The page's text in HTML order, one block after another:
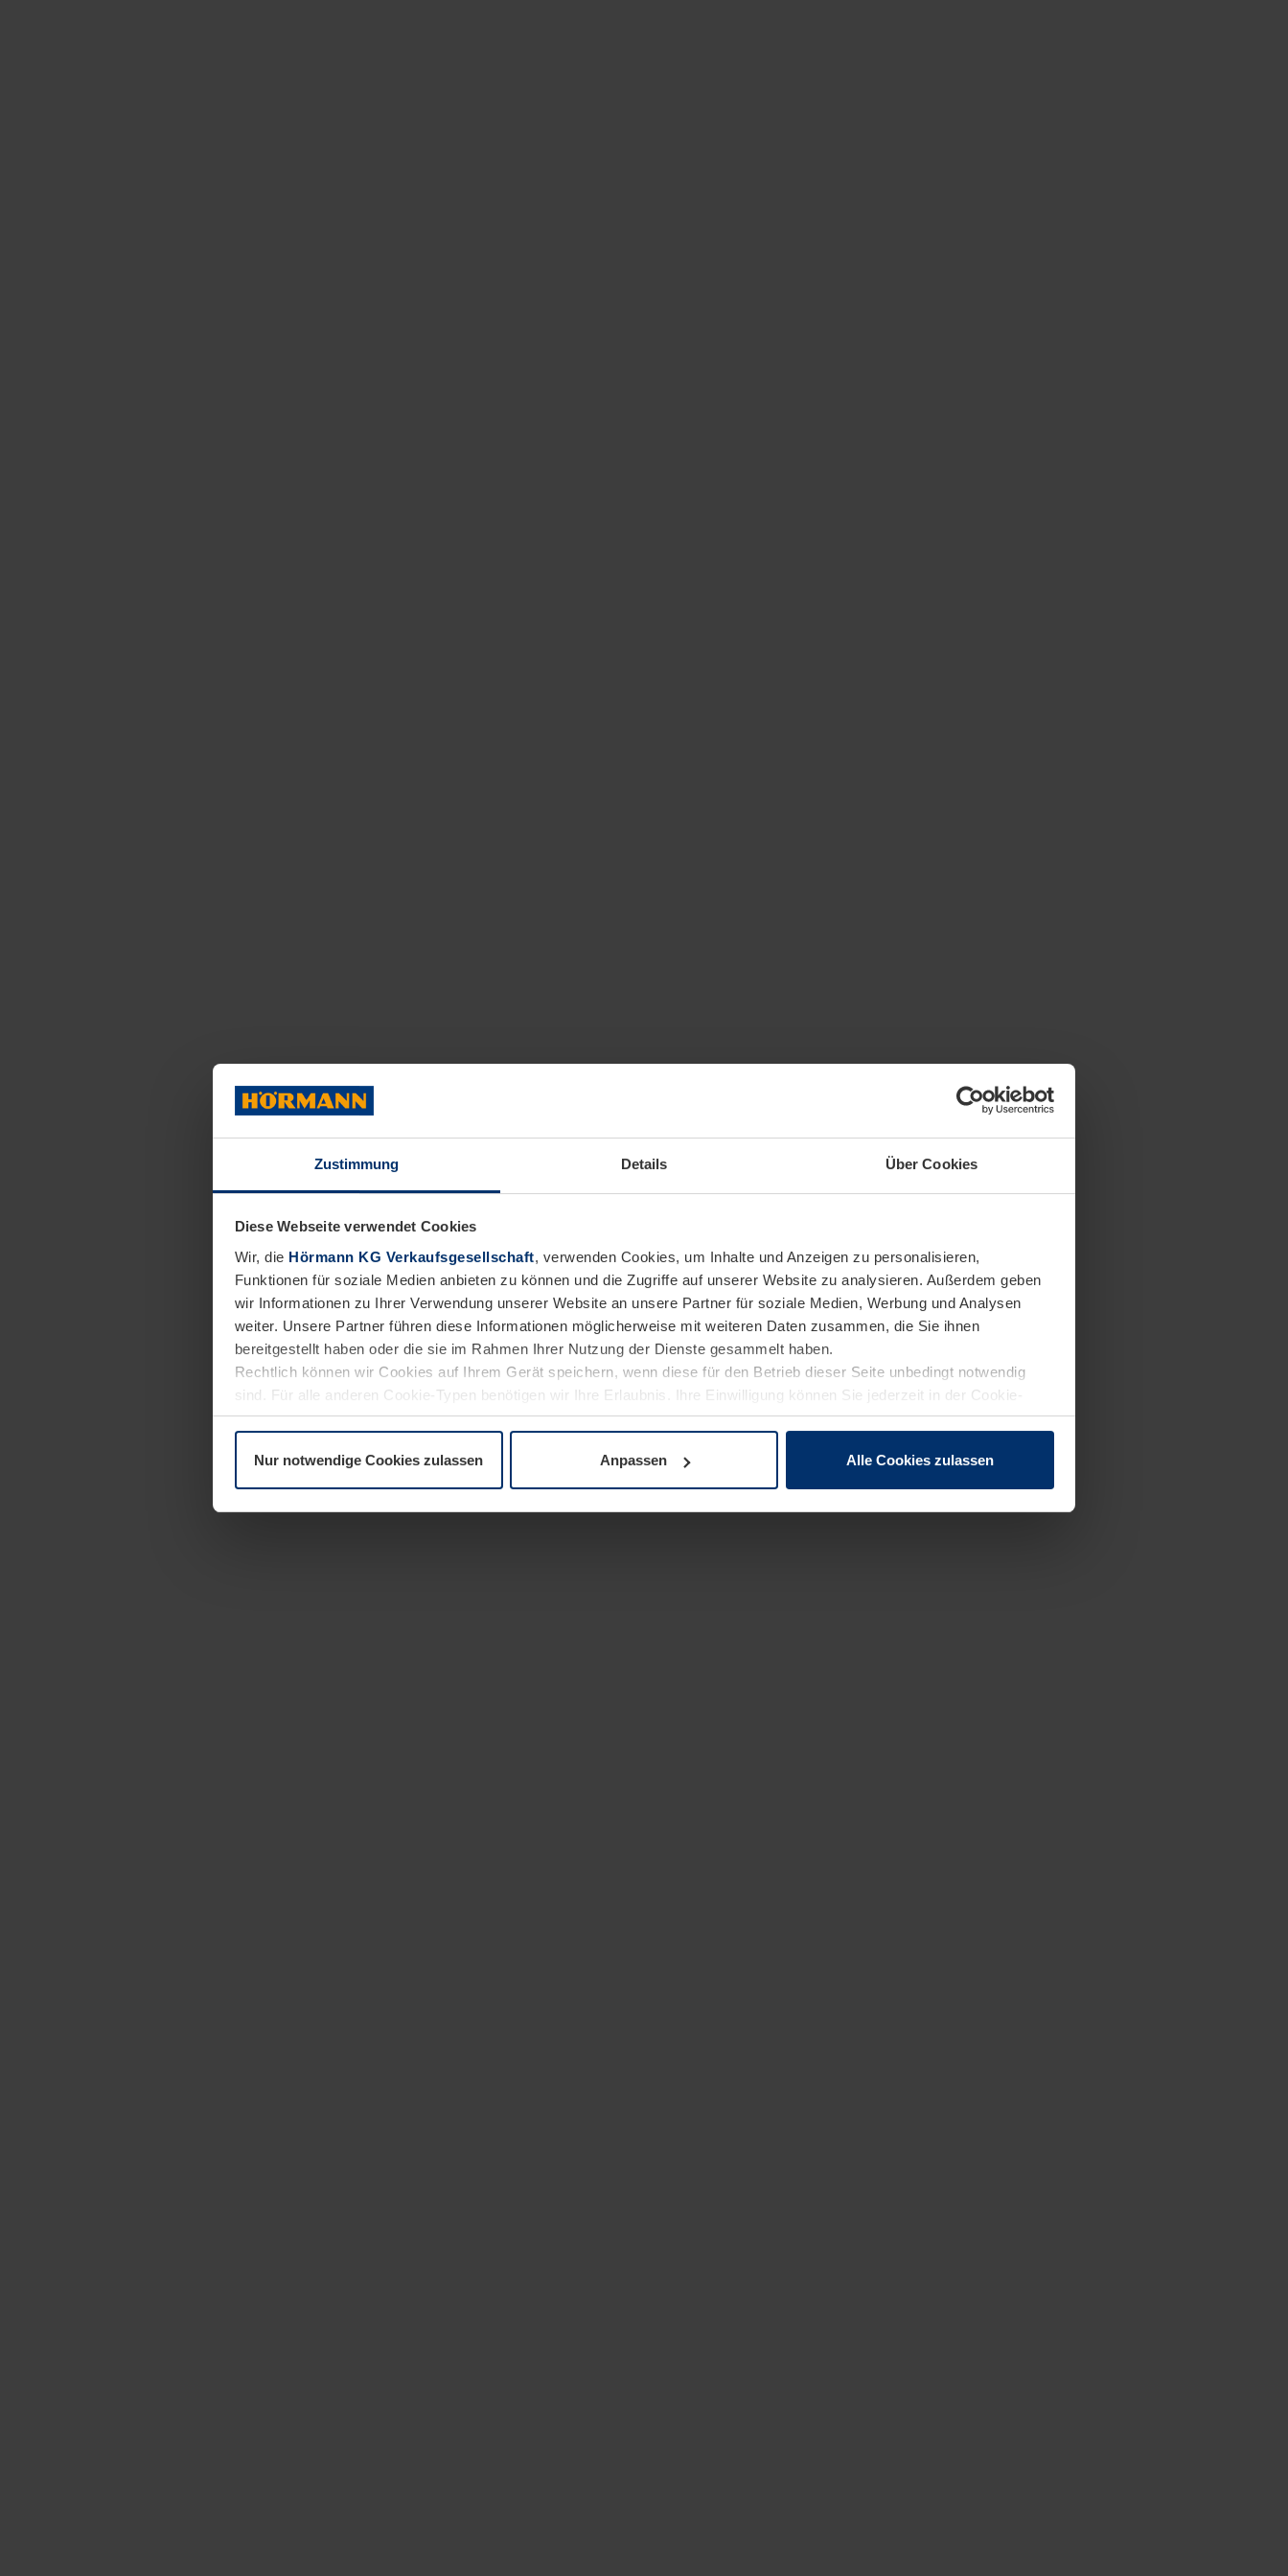
Zustimmung Details Über Cookies
Diese Webseite verwendet Cookies
Wir, die Hörmann KG Verkaufsgesellschaft, verwenden Cookies, um Inhalte und Anzeigen zu personalisieren,
Funktionen für soziale Medien anbieten zu können und die Zugriffe auf unserer Website zu analysieren. Außerdem geben
wir Informationen zu Ihrer Verwendung unserer Website an unsere Partner für soziale Medien, Werbung und Analysen
weiter. Unsere Partner führen diese Informationen möglicherweise mit weiteren Daten zusammen, die Sie ihnen
bereitgestellt haben oder die sie im Rahmen Ihrer Nutzung der Dienste gesammelt haben.
Rechtlich können wir Cookies auf Ihrem Gerät speichern, wenn diese für den Betrieb dieser Seite unbedingt notwendig
sind. Für alle anderen Cookie-Typen benötigen wir Ihre Erlaubnis. Ihre Einwilligung können Sie jederzeit in der Cookie-
Erläuterung auf der SeiteDatenschutzerklärungunserer Website ändern oder widerrufen.
Nur notwendige Cookies zulassen Anpassen Alle Cookies zulassen